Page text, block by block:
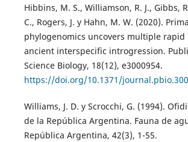
Hibbins, M. S., Williamson, R. J., Gibbs,
C., Rogers, J. y Hahn, M. W. (2020).
phylogenomics uncovers multiple
ancient interspecific introgression.
Science Biology, 18(12), e3000954.
https://doi.org/10.1371/
Williams, J. D. y Scrocchi, G. (1994).
de la República Argentina. Fauna de
República Argentina, 42(3), 1-55.